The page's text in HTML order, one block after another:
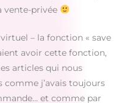
vente-privée
– la fonction « save
avoir cette fonction,
articles qui nous
comme j’avais toujours
et comme par